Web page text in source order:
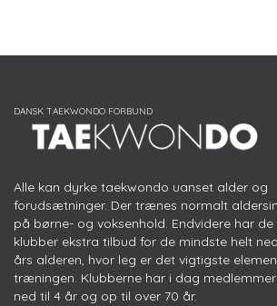
Alle kan dyrke taekwondo uanset alder og
forudsætninger. Der trænes normalt
på børne- og voksenhold. Endvidere har de
klubber ekstra tilbud for de mindste helt
års alderen, hvor leg er det vigtigste
træningen. Klubberne har i dag
ned til 4 år og op til over 70 år.